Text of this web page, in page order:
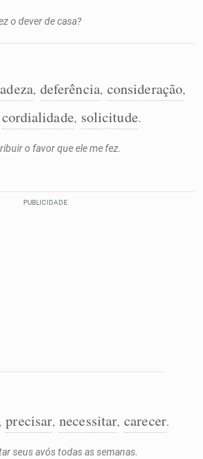
o dever de casa?
, deferência, consideração,
cordialidade, solicitude.
o favor que ele me fez.
, precisar, necessitar, carecer.
seus avós todas as semanas.